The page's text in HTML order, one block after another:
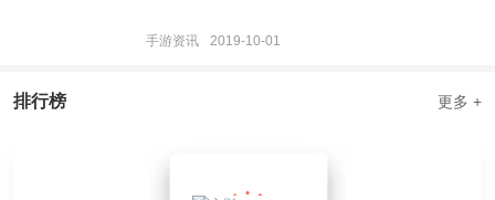
手游资讯 2019-10-01
排行榜 更多 +